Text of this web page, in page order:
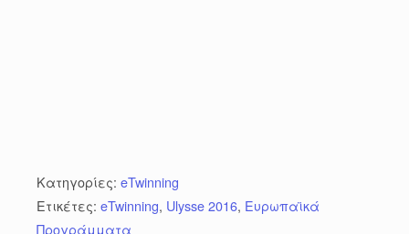
Κατηγορίες: eTwinning
Ετικέτες: eTwinning, Ulysse 2016, Ευρωπαϊκά
Προγράμματα